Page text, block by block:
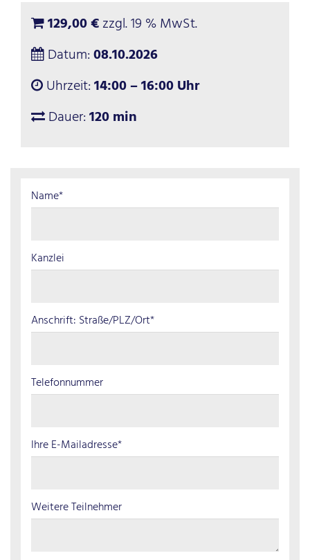
129,00 €zzgl. 19 % MwSt.
Datum:08.10.2026
Uhrzeit:14:00 – 16:00 Uhr
Dauer:120 min
Name*
Kanzlei
Anschrift: Straße/PLZ/Ort*
Telefonnummer
Ihre E-Mailadresse*
Weitere Teilnehmer